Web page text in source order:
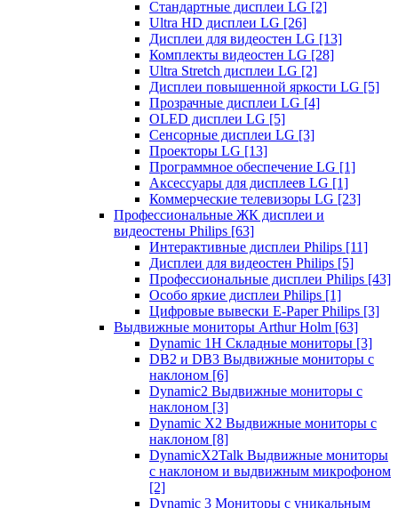
Стандартные дисплеи LG [2]
Ultra HD дисплеи LG [26]
Дисплеи для видеостен LG [13]
Комплекты видеостен LG [28]
Ultra Stretch дисплеи LG [2]
Дисплеи повышенной яркости LG [5]
Прозрачные дисплеи LG [4]
OLED дисплеи LG [5]
Сенсорные дисплеи LG [3]
Проекторы LG [13]
Программное обеспечение LG [1]
Аксессуары для дисплеев LG [1]
Коммерческие телевизоры LG [23]
Профессиональные ЖК дисплеи и
видеостены Philips [63]
Интерактивные дисплеи Philips [11]
Дисплеи для видеостен Philips [5]
Профессиональные дисплеи Philips [43]
Особо яркие дисплеи Philips [1]
Цифровые вывески E-Paper Philips [3]
Выдвижные мониторы Arthur Holm [63]
Dynamic 1Н Складные мониторы [3]
DB2 и DB3 Выдвижные мониторы с
наклоном [6]
Dynamic2 Выдвижные мониторы с
наклоном [3]
Dynamic X2 Выдвижные мониторы с
наклоном [8]
DynamicX2Talk Выдвижные мониторы
с наклоном и выдвижным микрофоном
[2]
Dynamic 3 Мониторы с уникальным